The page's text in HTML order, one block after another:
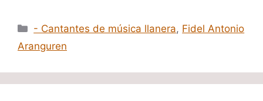
Categorías
- Cantantes de música llanera, Fidel Antonio
Aranguren